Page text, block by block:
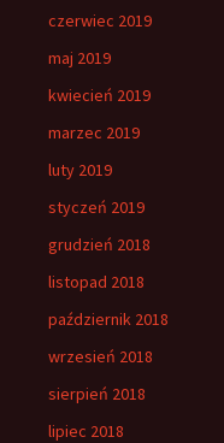
czerwiec 2019
maj 2019
kwiecień 2019
marzec 2019
luty 2019
styczeń 2019
grudzień 2018
listopad 2018
październik 2018
wrzesień 2018
sierpień 2018
lipiec 2018